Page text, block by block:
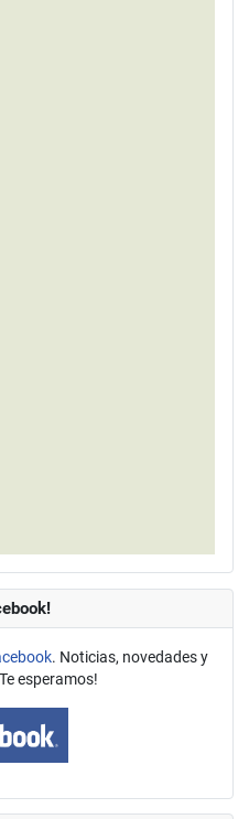
. Noticias, novedades y
esperamos!